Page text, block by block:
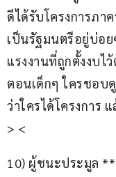
ดีได้รับโครงการภา
เป็นรัฐมนตรีอยู่บ่อ
แรงงานที่ถูกตั้งงบไ
ตอนเด็กๆ ใครชอ
ว่าใครได้โครงการ
> <
10) ผู้ชนะประมูล **